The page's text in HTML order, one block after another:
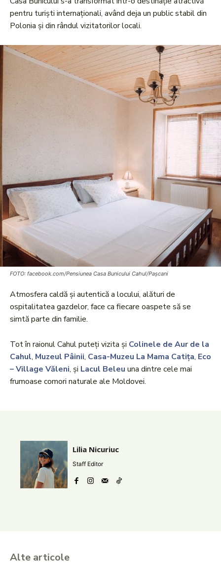
pentru turiști internaționali, având deja un public stabil din
Polonia și din rândul vizitatorilor locali.
FOTO: facebook.com/Pensiunea Casa Bunicului Cahul/Pașcani
Atmosfera caldă și autentică a locului, alături de
ospitalitatea gazdelor, face ca fiecare oaspete să se
simtă parte din familie.
Tot în raionul Cahul puteți vizita și Colinele de Aur de la
Cahul, Muzeul Pâinii, Casa-Muzeu La Mama Catița, Eco
– Village Văleni, și Lacul Beleu una dintre cele mai
frumoase comori naturale ale Moldovei.
Lilia Nicuriuc
Staff Editor
Alte articole